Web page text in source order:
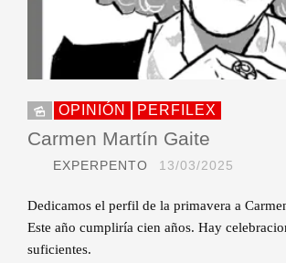
OPINIÓN PERFILEX
Carmen Martín Gaite
EXPERPENTO 13/03/2025
Dedicamos el perfil de la primavera a
Este año cumpliría cien años. Hay
suficientes.